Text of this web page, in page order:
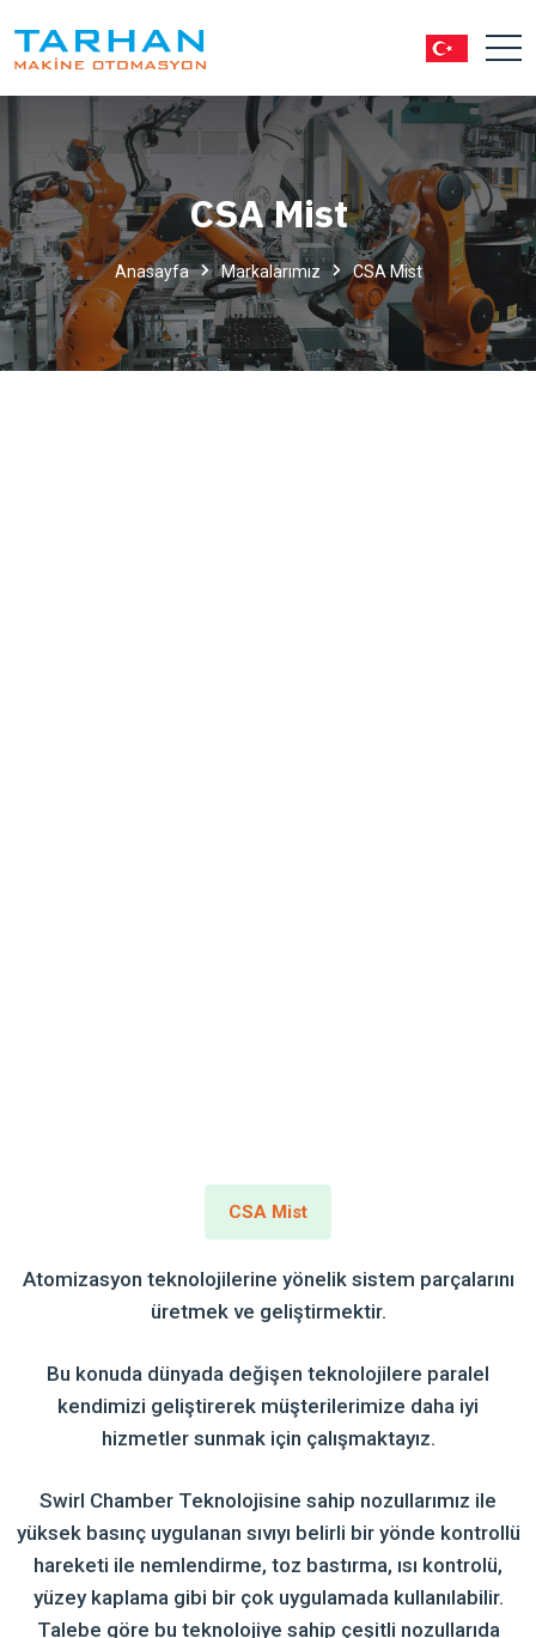
CSA Mist
Anasayfa Markalarımız CSA Mist
CSA Mist
Atomizasyon teknolojilerine yönelik sistem parçalarını
üretmek ve geliştirmektir.
Bu konuda dünyada değişen teknolojilere paralel
kendimizi geliştirerek müşterilerimize daha iyi
hizmetler sunmak için çalışmaktayız.
Swirl Chamber Teknolojisine sahip nozullarımız ile
yüksek basınç uygulanan sıvıyı belirli bir yönde kontrollü
hareketi ile nemlendirme, toz bastırma, ısı kontrolü,
yüzey kaplama gibi bir çok uygulamada kullanılabilir.
Talebe göre bu teknolojiye sahip çeşitli nozullarıda